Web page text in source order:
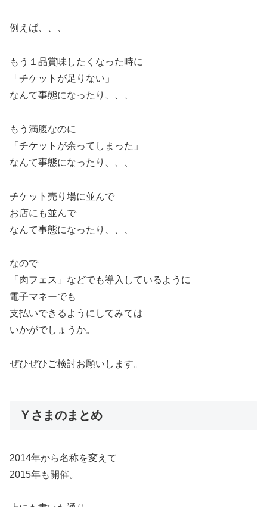
例えば、、、
もう１品賞味したくなった時に
「チケットが足りない」
なんて事態になったり、、、
もう満腹なのに
「チケットが余ってしまった」
なんて事態になったり、、、
チケット売り場に並んで
お店にも並んで
なんて事態になったり、、、
なので
「肉フェス」などでも導入しているように
電子マネーでも
支払いできるようにしてみては
いかがでしょうか。
ぜひぜひご検討お願いします。
Ｙさまのまとめ
2014年から名称を変えて
2015年も開催。